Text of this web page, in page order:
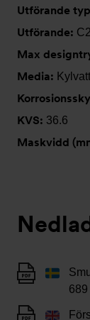
Utförande
Utförande:
Max
Media:
KVS: 36.6
Maskvidd
689